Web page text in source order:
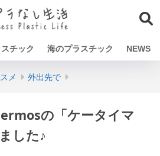
チック 海のプラスチック NEWS
メ 外出先で
の「ケータイマ
した♪